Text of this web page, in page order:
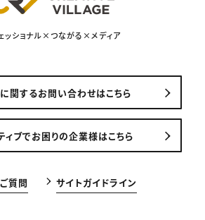
ッショナル×つながる×メディア
関するお問い合わせはこちら
ィブでお困りの企業様はこちら
質問 サイトガイドライン